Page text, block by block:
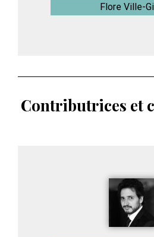
Flore Ville-
Contributrices et